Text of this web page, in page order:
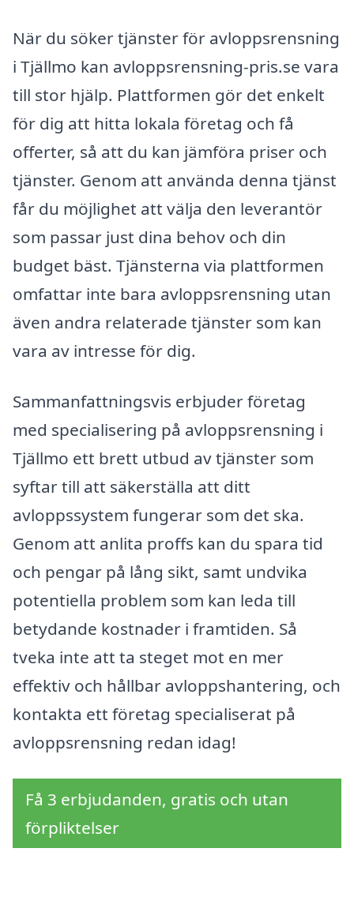
När du söker tjänster för avloppsrensning
i Tjällmo kan avloppsrensning-pris.se vara
till stor hjälp. Plattformen gör det enkelt
för dig att hitta lokala företag och få
offerter, så att du kan jämföra priser och
tjänster. Genom att använda denna tjänst
får du möjlighet att välja den leverantör
som passar just dina behov och din
budget bäst. Tjänsterna via plattformen
omfattar inte bara avloppsrensning utan
även andra relaterade tjänster som kan
vara av intresse för dig.
Sammanfattningsvis erbjuder företag
med specialisering på avloppsrensning i
Tjällmo ett brett utbud av tjänster som
syftar till att säkerställa att ditt
avloppssystem fungerar som det ska.
Genom att anlita proffs kan du spara tid
och pengar på lång sikt, samt undvika
potentiella problem som kan leda till
betydande kostnader i framtiden. Så
tveka inte att ta steget mot en mer
effektiv och hållbar avloppshantering, och
kontakta ett företag specialiserat på
avloppsrensning redan idag!
Få 3 erbjudanden, gratis och utan
förpliktelser